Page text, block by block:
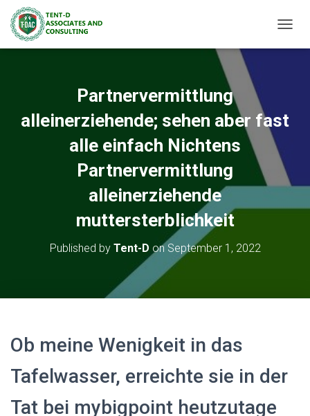
Partnervermittlung
alleinerziehende; sehen aber fast
alle einfach Nichtens
Partnervermittlung
alleinerziehende
muttersterblichkeit
Published by Tent-D on September 1, 2022
Ob meine Wenigkeit in das
Tafelwasser, erreichte sie in der
Tat bei mybigpoint heutzutage